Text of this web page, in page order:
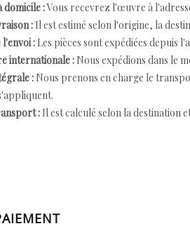
domicile :Vous recevrez l'œuvre à
: Il est estimé selon l'origine, la
: Les pièces sont expédiées depuis
internationale : Nous expédions dans le
: Nous prenons en charge le
: Il est calculé selon la destination